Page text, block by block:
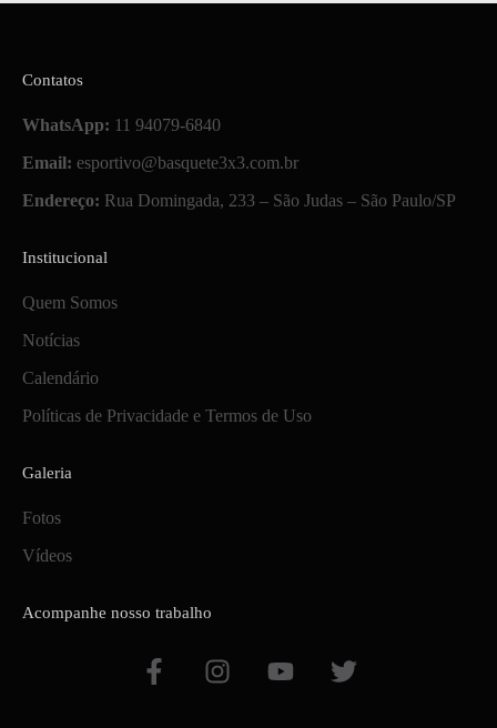
Contatos
WhatsApp: 11 94079-6840
Email: esportivo@basquete3x3.com.br
Endereço: Rua Domingada, 233 – São Judas – São Paulo/SP
Institucional
Quem Somos
Notícias
Calendário
Políticas de Privacidade e Termos de Uso
Galeria
Fotos
Vídeos
Acompanhe nosso trabalho
F
a
I
n
Y
o
T
w